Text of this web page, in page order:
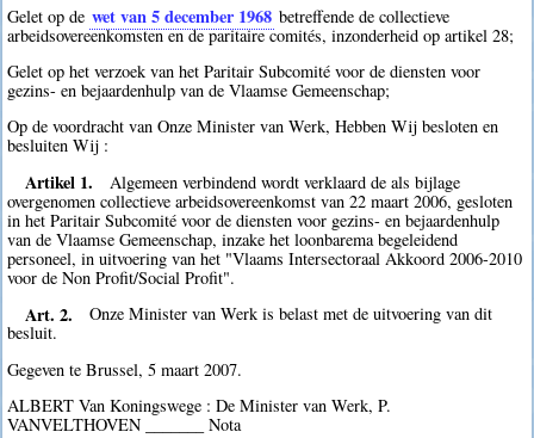
Gelet op de wet van 5 december 1968 betreffende de collectieve
arbeidsovereenkomsten en de paritaire comités, inzonderheid op artikel 28;
Gelet op het verzoek van het Paritair Subcomité voor de diensten voor
gezins- en bejaardenhulp van de Vlaamse Gemeenschap;
Op de voordracht van Onze Minister van Werk, Hebben Wij besloten en
besluiten Wij :
Artikel 1.
Algemeen verbindend wordt verklaard de als bijlage
overgenomen collectieve arbeidsovereenkomst van 22 maart 2006, gesloten
in het Paritair Subcomité voor de diensten voor gezins- en bejaardenhulp
van de Vlaamse Gemeenschap, inzake het loonbarema begeleidend
personeel, in uitvoering van het "Vlaams Intersectoraal Akkoord 2006-2010
voor de Non Profit/Social Profit".
Art. 2.
Onze Minister van Werk is belast met de uitvoering van dit
besluit.
Gegeven te Brussel, 5 maart 2007.
ALBERT Van Koningswege : De Minister van Werk, P.
VANVELTHOVEN _______ Nota